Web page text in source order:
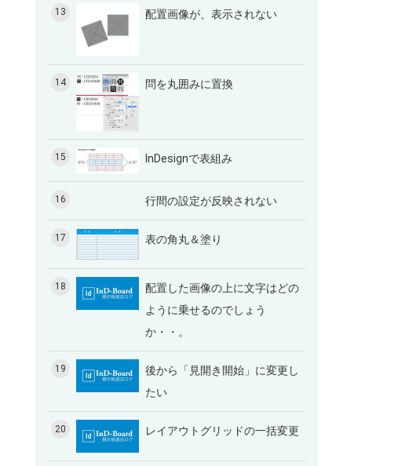
13 配置画像が、表示されない
14 問を丸囲みに置換
15 InDesignで表組み
16 行間の設定が反映されない
17 表の角丸＆塗り
18
配置した画像の上に文字はどの
ように乗せるのでしょう
か・・。
19
後から「見開き開始」に変更し
たい
20 レイアウトグリッドの一括変更